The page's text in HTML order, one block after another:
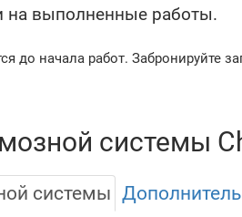
на выполненные работы.
до начала работ. Забронируйте
системы
системы